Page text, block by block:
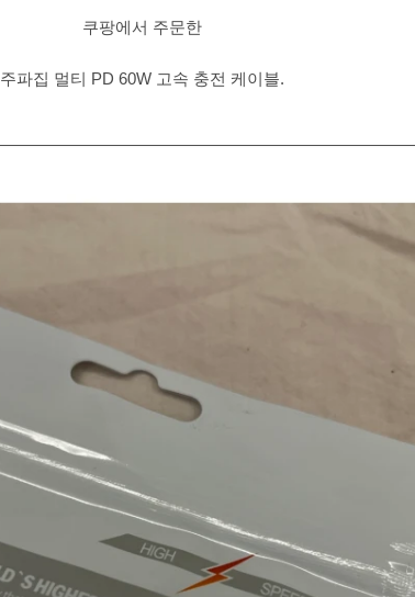
쿠팡에서 주문한
주파집 멀티 PD 60W 고속 충전 케이블.